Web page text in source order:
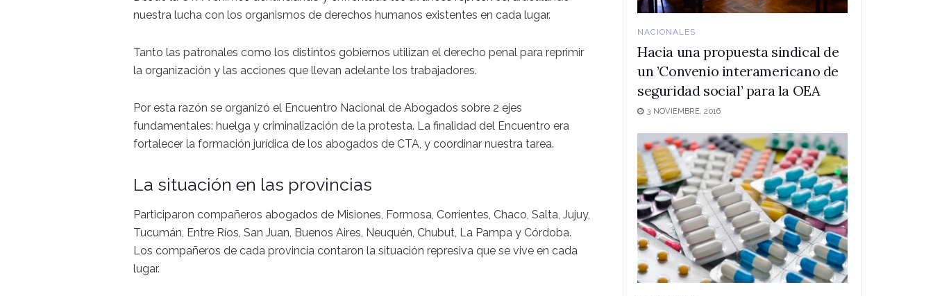
nuestra lucha con los organismos de derechos humanos existentes en cada lugar.
Tanto las patronales como los distintos gobiernos utilizan el derecho penal para reprimir
la organización y las acciones que llevan adelante los trabajadores.
Por esta razón se organizó el Encuentro Nacional de Abogados sobre 2 ejes
fundamentales: huelga y criminalización de la protesta. La finalidad del Encuentro era
fortalecer la formación jurídica de los abogados de CTA, y coordinar nuestra tarea.
La situación en las provincias
Participaron compañeros abogados de Misiones, Formosa, Corrientes, Chaco, Salta, Jujuy,
Tucumán, Entre Ríos, San Juan, Buenos Aires, Neuquén, Chubut, La Pampa y Córdoba.
Los compañeros de cada provincia contaron la situación represiva que se vive en cada
lugar.
NACIONALES
Hacia una propuesta sindical de
un ’Convenio interamericano de
seguridad social’ para la OEA
3 NOVIEMBRE, 2016